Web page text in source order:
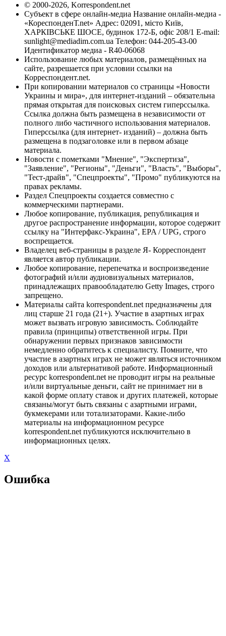
© 2000-2026, Korrespondent.net
Субъект в сфере онлайн-медиа Название онлайн-медиа -
«КореспонденТ.net» Адрес: 02091, місто Київ,
ХАРКІВСЬКЕ ШОСЕ, будинок 172-Б, офіс 208/1 E-mail:
sunlight@mediadim.com.ua Телефон: 044-205-43-00
Идентификатор медиа - R40-06068
Использование любых материалов, размещённых на
сайте, разрешается при условии ссылки на
Корреспондент.net.
При копировании материалов со страницы «Новости
Украины и мира», для интернет-изданий – обязательна
прямая открытая для поисковых систем гиперссылка.
Ссылка должна быть размещена в независимости от
полного либо частичного использования материалов.
Гиперссылка (для интернет- изданий) – должна быть
размещена в подзаголовке или в первом абзаце
материала.
Новости с пометками "Мнение", "Экспертиза",
"Заявление", "Регионы", "Деньги", "Власть", "Выборы",
"Тест-драйв", "Спецпроекты", "Промо" публикуются на
правах рекламы.
Раздел Спецпроекты создается совместно с
коммерческими партнерами.
Любое копирование, публикация, републикация и
другое распространение информации, которое содержит
ссылку на "Интерфакс-Украина", EPA / UPG, строго
воспрещается.
Владелец веб-страницы в разделе Я- Корреспондент
является автор публикации.
Любое копирование, перепечатка и воспроизведение
фотографий и/или аудиовизуальных материалов,
принадлежащих правообладателю Getty Images, строго
запрещено.
Материалы сайта korrespondent.net предназначены для
лиц старше 21 года (21+). Участие в азартных играх
может вызвать игровую зависимость. Соблюдайте
правила (принципы) ответственной игры. При
обнаружении первых признаков зависимости
немедленно обратитесь к специалисту. Помните, что
участие в азартных играх не может являться источником
доходов или альтернативой работе. Информационный
ресурс korrespondent.net не проводит игры на реальные
и/или виртуальные деньги, сайт не принимает ни в
какой форме оплату ставок и других платежей, которые
связаны/могут быть связаны с азартными играми,
букмекерами или тотализаторами. Какие-либо
материалы на информационном ресурсе
korrespondent.net публикуются исключительно в
информационных целях.
X
Ошибка